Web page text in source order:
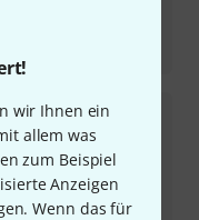
wir Ihnen ein
allem was
zum Beispiel
Anzeigen
Wenn das für